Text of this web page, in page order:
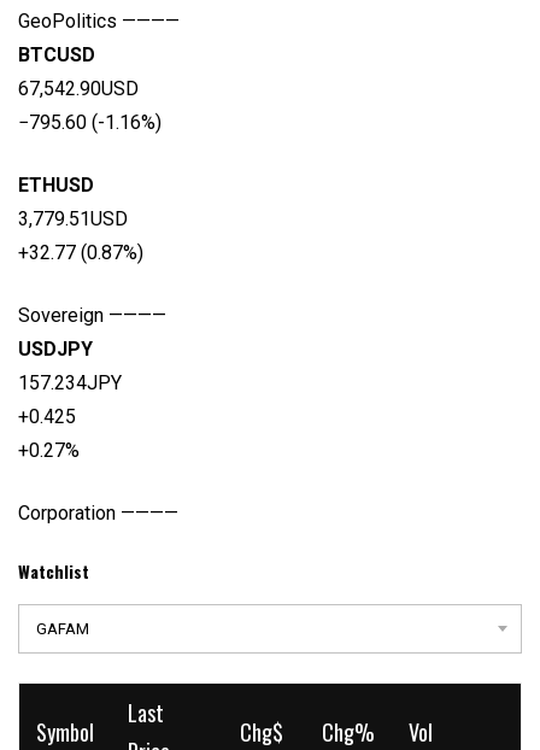
GeoPolitics ————
BTCUSD
67,542.90USD
−795.60 (-1.16%)
ETHUSD
3,779.51USD
+32.77 (0.87%)
Sovereign ————
USDJPY
157.234JPY
+0.425
+0.27%
Corporation ————
Watchlist
GAFAM
Symbol
Last
Chg$ Chg% Vol